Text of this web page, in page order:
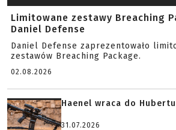
Limitowane zestawy Breaching
Daniel Defense
Daniel Defense zaprezentowało
zestawów Breaching Package.
02.08.2026
Haenel wraca do
31.07.2026